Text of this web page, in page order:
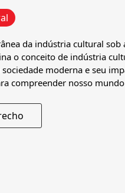
da indústria cultural sob
o conceito de indústria
moderna e seu
compreender nosso